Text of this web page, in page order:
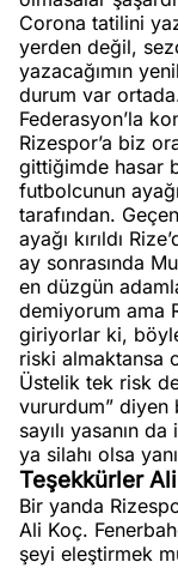
Corona tatilini
yerden değil,
yazacağımın
durum var
Federasyon’la
Rizespor’a biz
gittiğimde hasar
futbolcunun ayağı
tarafından.
ayağı kırıldı
ay sonrasında
en düzgün
demiyorum ama
giriyorlar ki,
riski almaktansa
Üstelik tek risk
vururdum” diyen
sayılı yasanın
ya silahı olsa
Teşekkürler
Bir yanda
Ali Koç.
şeyi eleştirmek